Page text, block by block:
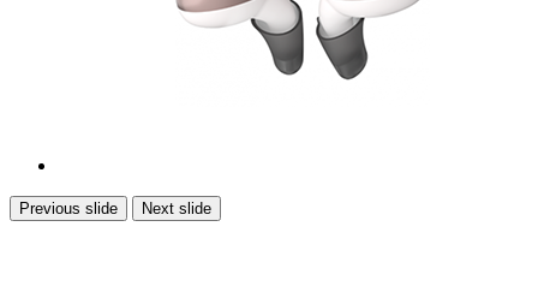
Previous slide Next slide